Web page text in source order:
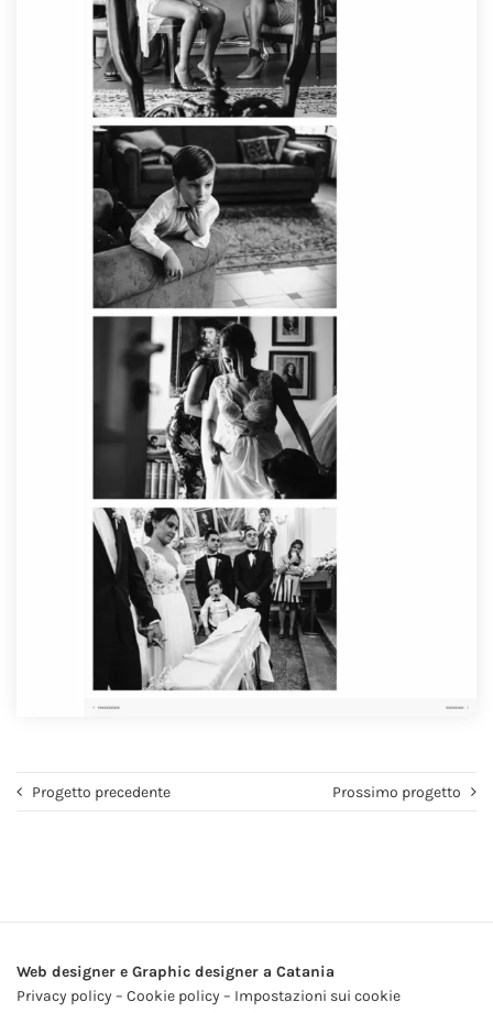
Progetto precedente Prossimo progetto
Web designer e Graphic designer a Catania
Privacy policy – Cookie policy – Impostazioni sui cookie